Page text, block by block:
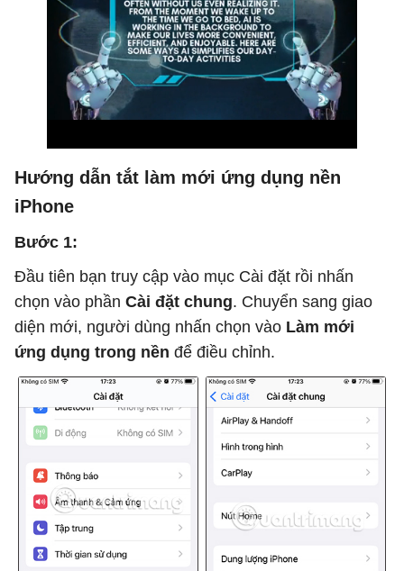
Hướng dẫn tắt làm mới ứng dụng nền
iPhone
Bước 1:
Đầu tiên bạn truy cập vào mục Cài đặt rồi nhấn
chọn vào phần Cài đặt chung. Chuyển sang giao
diện mới, người dùng nhấn chọn vào Làm mới
ứng dụng trong nền để điều chỉnh.